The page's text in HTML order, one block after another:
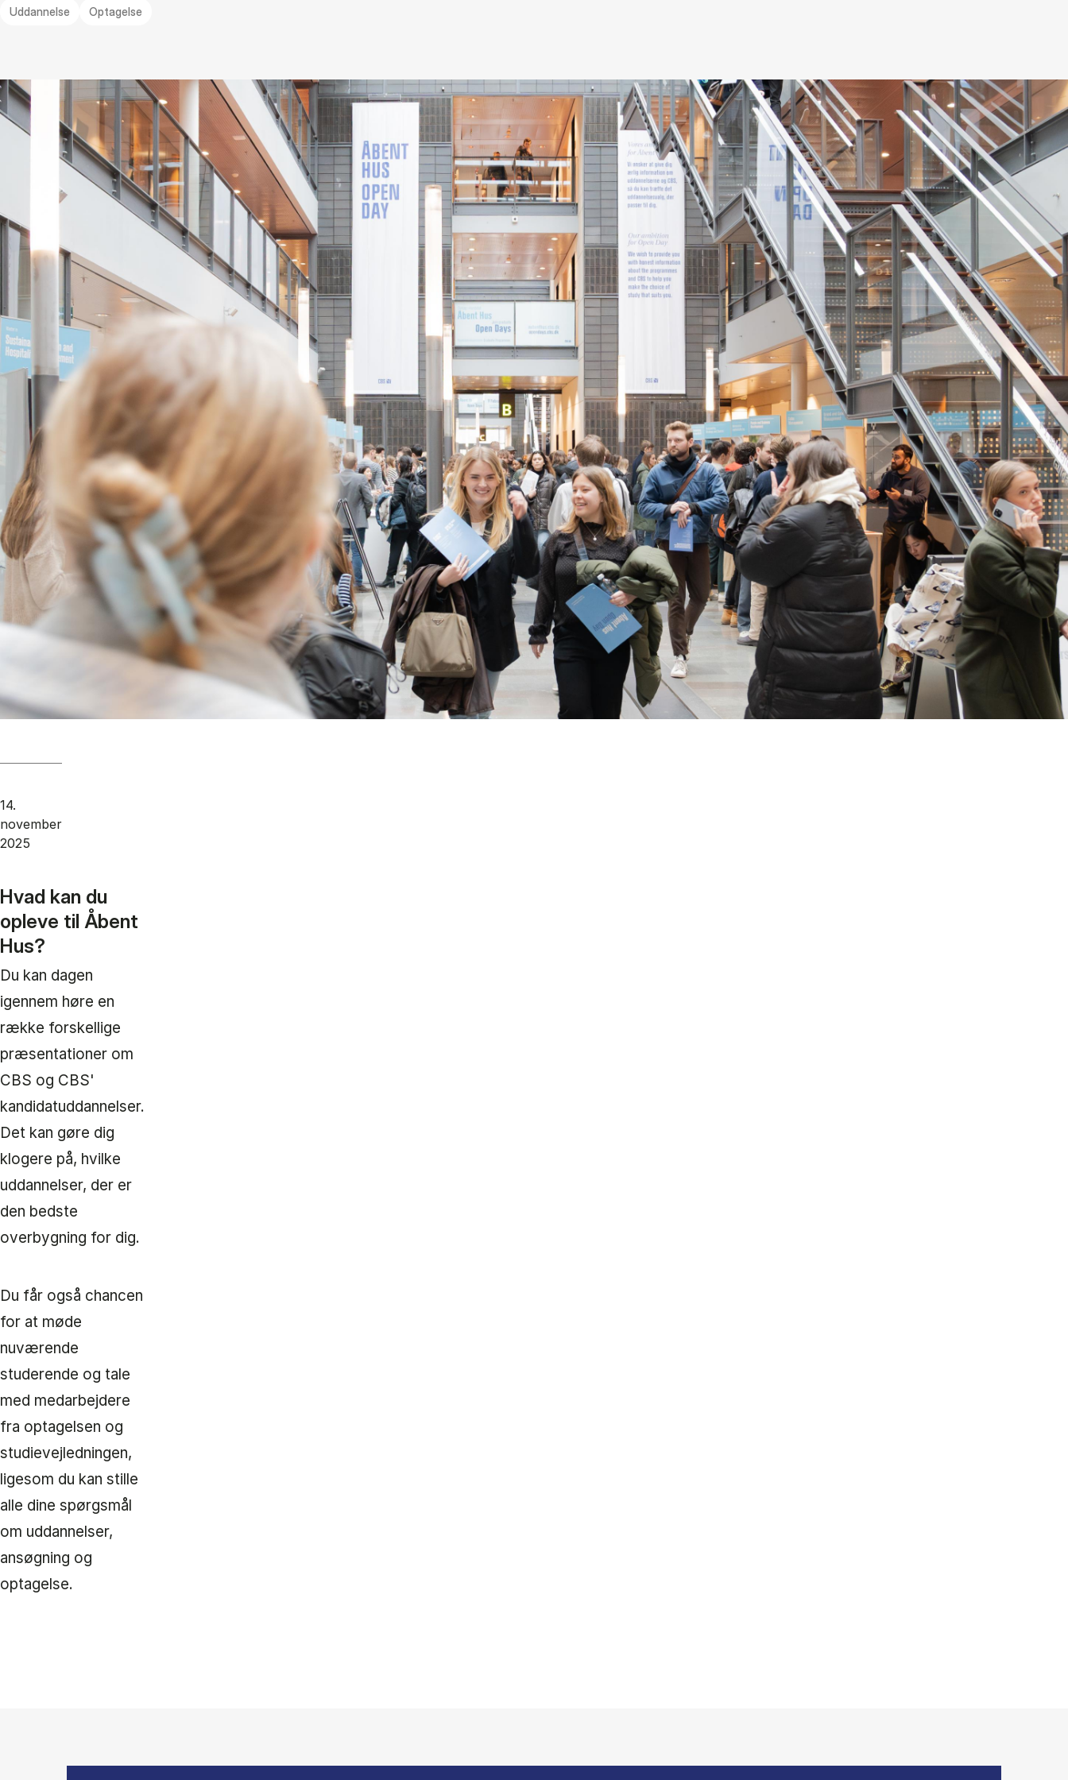
Uddannelse Optagelse
14.
november
2025
Hvad kan du
opleve til Åbent
Hus?
Du kan dagen
igennem høre en
række forskellige
præsentationer om
CBS og CBS'
kandidatuddannelser.
Det kan gøre dig
klogere på, hvilke
uddannelser, der er
den bedste
overbygning for dig.
Du får også chancen
for at møde
nuværende
studerende og tale
med medarbejdere
fra optagelsen og
studievejledningen,
ligesom du kan stille
alle dine spørgsmål
om uddannelser,
ansøgning og
optagelse.